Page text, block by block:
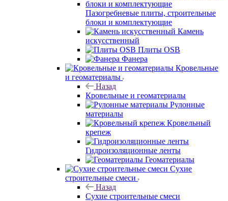
Пазогребневые плиты, строительные
блоки и комплектующие
Камень
искусственный
Плиты OSB
Фанера
Кровельные
и геоматериалы
Назад
Кровельные и геоматериалы
Рулонные
материалы
Кровельный
крепеж
Гидроизоляционные ленты
Геоматериалы
Сухие
строительные смеси
Назад
Сухие строительные смеси